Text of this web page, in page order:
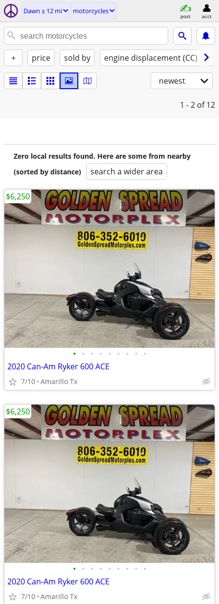
Dawn ± 12 mi motorcycles
post acct
+ price sold by engine displacement (CC)
newest
1 - 2 of 12
Zero local results found. Here are some from nearby
(sorted by distance)
search a wider area
• • • • • • • • •
2020 Can-Am Ryker 600 ACE
7/10 Amarillo Tx
$6,250
• • • • • • • • •
2020 Can-Am Ryker 600 ACE
7/10 Amarillo Tx
$6,250